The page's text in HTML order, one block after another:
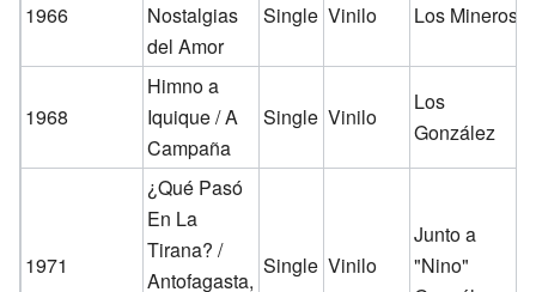
1966
Nostalgias
del Amor
Single Vinilo Los Mineros
1968
Himno a
Iquique / A
Campaña
Single Vinilo
Los
González
1971
¿Qué Pasó
En La
Tirana? /
Antofagasta,
Single Vinilo
Junto a
"Nino"